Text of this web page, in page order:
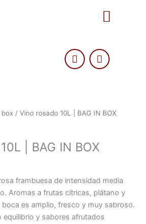
Menu
F
a
o
T
r
v
o
r
box / Vino rosado 10L | BAG IN BOX
| BAG IN BOX
frambuesa de intensidad media
Aromas a frutas cítricas, plátano y
es amplio, fresco y muy sabroso.
equilibrio y sabores afrutados